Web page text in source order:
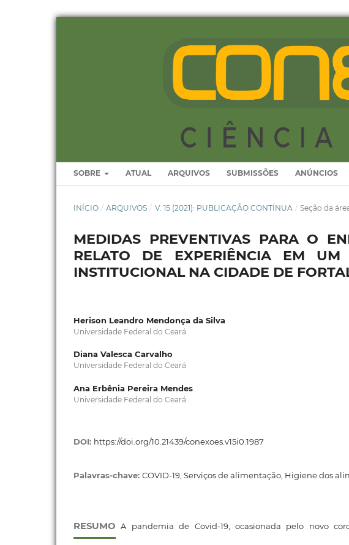
SOBRE ATUAL ARQUIVOS SUBMISSÕES ANÚNCIOS
INÍCIO / ARQUIVOS / V. 15 (2021): PUBLICAÇÃO CONTÍNUA / Seção da
MEDIDAS PREVENTIVAS PARA O
RELATO DE EXPERIÊNCIA EM UM
INSTITUCIONAL NA CIDADE DE
Herison Leandro Mendonça da Silva
Universidade Federal do Ceará
Diana Valesca Carvalho
Universidade Federal do Ceará
Ana Erbênia Pereira Mendes
Universidade Federal do Ceará
DOI: https://doi.org/10.21439/conexoes.v15i0.1987
Palavras-chave: COVID-19, Serviços de alimentação, Higiene dos
RESUMO A pandemia de Covid-19, ocasionada pelo novo